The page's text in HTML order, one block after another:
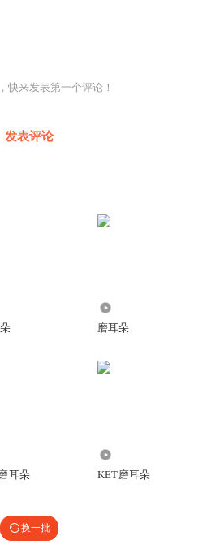
快来发表第一个评论！
发表评论
磨耳朵
耳朵 KET磨耳朵
换一批